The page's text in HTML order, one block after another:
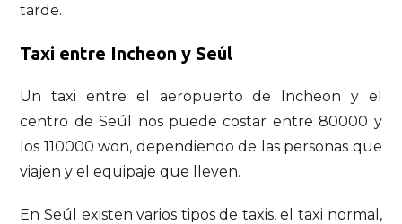
tarde.
Taxi entre Incheon y Seúl
Un taxi entre el aeropuerto de Incheon y el
centro de Seúl nos puede costar entre 80000 y
los 110000 won, dependiendo de las personas que
viajen y el equipaje que lleven.
En Seúl existen varios tipos de taxis, el taxi normal,